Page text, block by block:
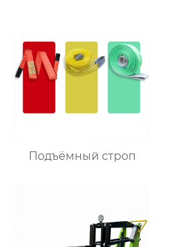
Подъёмный строп